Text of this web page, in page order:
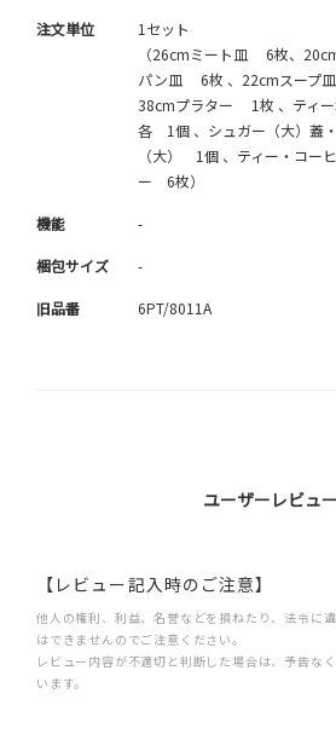
注文単位
1セット
（26cmミート皿 6枚、
パン皿 6枚 、22cmスープ
38cmプラター 1枚 、ティ
各 1個 、シュガー（大）蓋
（大） 1個 、ティー・コ
ー 6枚）
機能 -
梱包サイズ -
旧品番 6PT/8011A
ユーザーレビュー
【レビュー記入時のご注意】
他人の権利、利益、名誉などを損ねたり、法令に
はできませんのでご注意ください。
レビュー内容が不適切と判断した場合は、予告な
います。